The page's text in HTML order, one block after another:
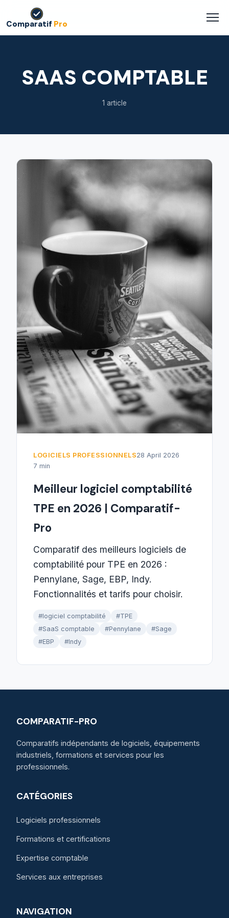
Comparatif Pro
SAAS COMPTABLE
1 article
LOGICIELS PROFESSIONNELS28 April 2026
7 min
Meilleur logiciel comptabilité
TPE en 2026 | Comparatif-
Pro
Comparatif des meilleurs logiciels de
comptabilité pour TPE en 2026 :
Pennylane, Sage, EBP, Indy.
Fonctionnalités et tarifs pour choisir.
#logiciel comptabilité
#TPE
#SaaS comptable
#Pennylane
#Sage
#EBP
#Indy
COMPARATIF-PRO
Comparatifs indépendants de logiciels, équipements
industriels, formations et services pour les
professionnels.
CATÉGORIES
Logiciels professionnels
Formations et certifications
Expertise comptable
Services aux entreprises
NAVIGATION